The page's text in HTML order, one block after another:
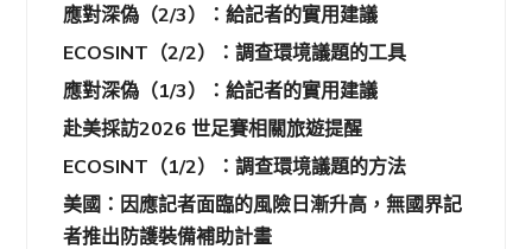
應對深偽（2/3）：給記者的實用建議
ECOSINT（2/2）：調查環境議題的工具
應對深偽（1/3）：給記者的實用建議
赴美採訪2026 世足賽相關旅遊提醒
ECOSINT（1/2）：調查環境議題的方法
美國：因應記者面臨的風險日漸升高，無國界記
者推出防護裝備補助計畫